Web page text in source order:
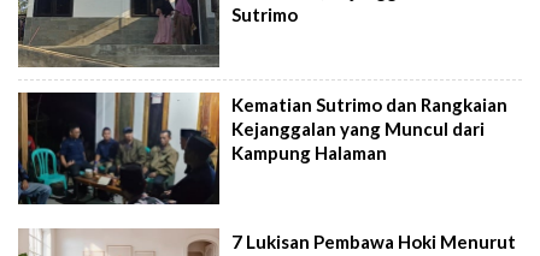
Sutrimo
Kematian Sutrimo dan Rangkaian
Kejanggalan yang Muncul dari
Kampung Halaman
7 Lukisan Pembawa Hoki Menurut